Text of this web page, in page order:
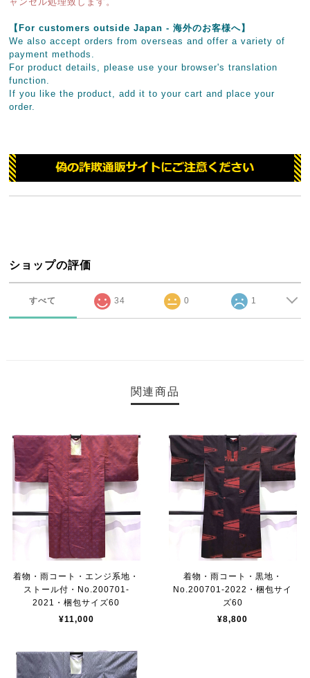
【For customers outside Japan - 海外のお客様へ】
We also accept orders from overseas and offer a variety of
payment methods.
For product details, please use your browser's translation
function.
If you like the product, add it to your cart and place your
order.
ショップの評価
すべて 34 0 1
関連商品
着物・雨コート・エンジ系地・
ストール付・No.200701-
2021・梱包サイズ60
¥11,000
着物・雨コート・黒地・
No.200701-2022・梱包サイ
ズ60
¥8,800